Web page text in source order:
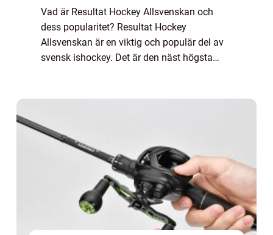
Vad är Resultat Hockey Allsvenskan och
dess popularitet? Resultat Hockey
Allsvenskan är en viktig och populär del av
svensk ishockey. Det är den näst högsta